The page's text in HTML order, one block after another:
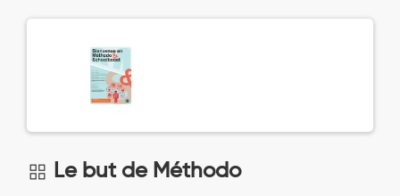
Le but de Méthodo